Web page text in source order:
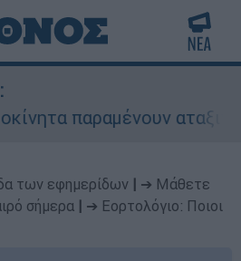
αταξινόμητα - Λύση
των εφημερίδων
➔ Μάθετε
σήμερα
➔ Εορτολόγιο: Ποιοι